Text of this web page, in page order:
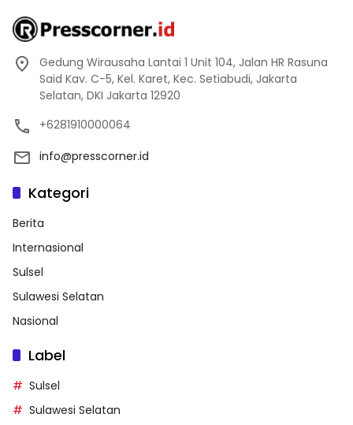
Gedung Wirausaha Lantai 1 Unit 104, Jalan HR Rasuna
Said Kav. C-5, Kel. Karet, Kec. Setiabudi, Jakarta
Selatan, DKI Jakarta 12920
+6281910000064
info@presscorner.id
Kategori
Berita
Internasional
Sulsel
Sulawesi Selatan
Nasional
Label
Sulsel
Sulawesi Selatan